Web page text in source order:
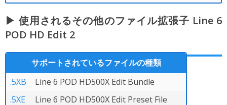
▶ 使用されるその他のファイル拡張子 Line 6
POD HD Edit 2
サポートされているファイルの種類
.5XB
Line 6 POD HD500X Edit Bundle
.5XE
Line 6 POD HD500X Edit Preset File